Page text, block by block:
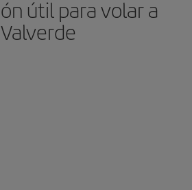
útil para volar a
Valverde